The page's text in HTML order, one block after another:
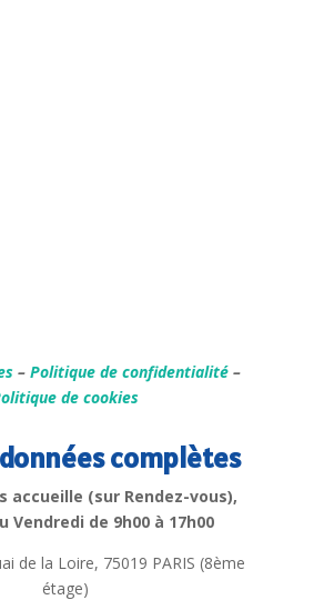
–Politique de confidentialité –
de cookies
complètes
accueille (sur Rendez-vous),
Vendredi de 9h00 à 17h00
de la Loire, 75019 PARIS (8ème
étage)